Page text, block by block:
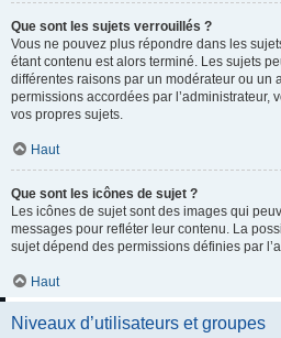
Que sont les sujets verrouillés ?
Vous ne pouvez plus répondre dans les
étant contenu est alors terminé. Les sujets
différentes raisons par un modérateur ou un
permissions accordées par l’administrateur,
vos propres sujets.
Haut
Que sont les icônes de sujet ?
Les icônes de sujet sont des images qui
messages pour refléter leur contenu. La
sujet dépend des permissions définies par
Haut
Niveaux d’utilisateurs et groupes